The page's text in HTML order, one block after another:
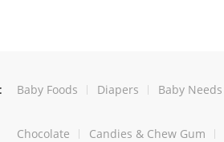
Baby Foods Diapers Baby Needs
Chocolate Candies & Chew Gum